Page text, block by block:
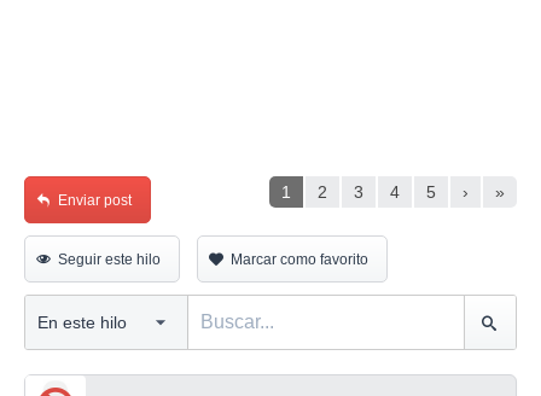
1 2 3 4 5 › »
Enviar post
Seguir este hilo Marcar como favorito